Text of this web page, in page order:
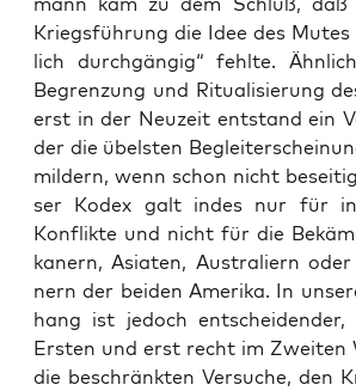
Kriegs­füh­rung die Idee des
lich durch­gän­gig“ fehl­te.
Begren­zung und Ritua­li­sie­rung
erst in der Neu­zeit ent­stand ein
der die übels­ten
mil­dern, wenn schon nicht
ser Kodex galt indes nur für
Kon­flik­te und nicht für die
ka­nern, Asia­ten, Aus­tra­li­ern
nern der bei­den Ame­ri­ka. In
hang ist jedoch
Ers­ten und erst recht im Zwei­ten
die beschränk­ten Ver­su­che, den